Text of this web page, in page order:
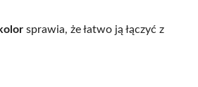
sprawia, że łatwo ją łączyć z